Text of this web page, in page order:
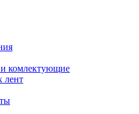
комлектующие
лент